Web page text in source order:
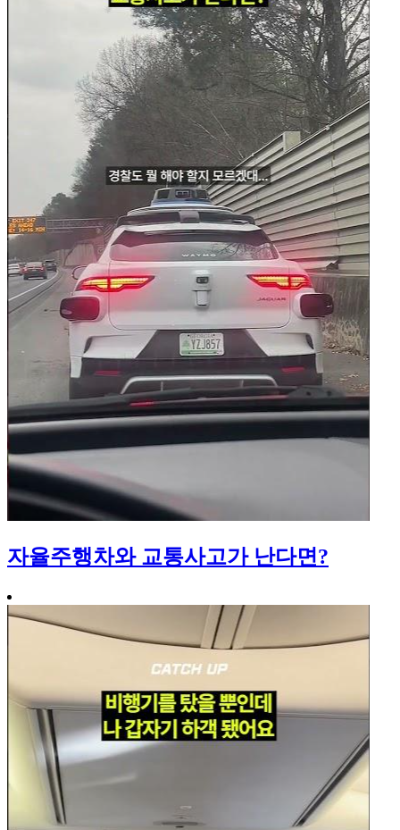
자율주행차와 교통사고가 난다면?